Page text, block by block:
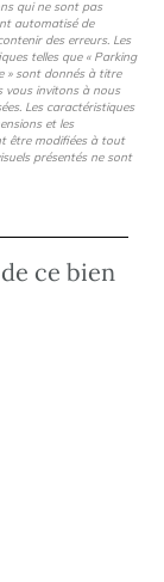
qui ne sont pas
automatisé de
des erreurs. Les
telles que « Parking
» sont donnés à titre
vous invitons à nous
Les caractéristiques
et les
être modifiées à tout
présentés ne sont
ce bien